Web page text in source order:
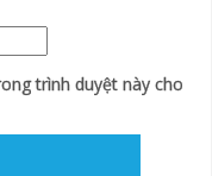
trình duyệt này cho